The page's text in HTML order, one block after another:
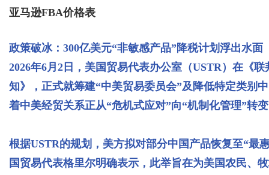
亚马逊FBA价格表
政策破冰：300亿美元“非敏感产品”降税计划浮出水面
2026年6月2日，美国贸易代表办公室（USTR）在《
知》，正式就筹建“中美贸易委员会”及降低特定类别
着中美经贸关系正从“危机式应对”向“机制化管理”转
根据USTR的规划，美方拟对部分中国产品恢复至“最
国贸易代表格里尔明确表示，此举旨在为美国农民、